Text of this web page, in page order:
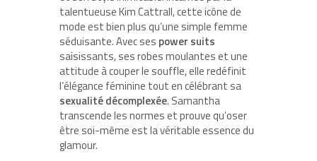
talentueuse Kim Cattrall, cette icône de
mode est bien plus qu’une simple femme
séduisante. Avec ses power suits
saisissants, ses robes moulantes et une
attitude à couper le souffle, elle redéfinit
l’élégance féminine tout en célébrant sa
sexualité décomplexée. Samantha
transcende les normes et prouve qu’oser
être soi-même est la véritable essence du
glamour.